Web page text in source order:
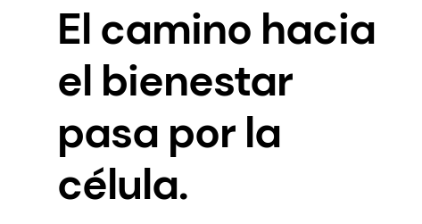
El camino hacia
el bienestar
pasa por la
célula.